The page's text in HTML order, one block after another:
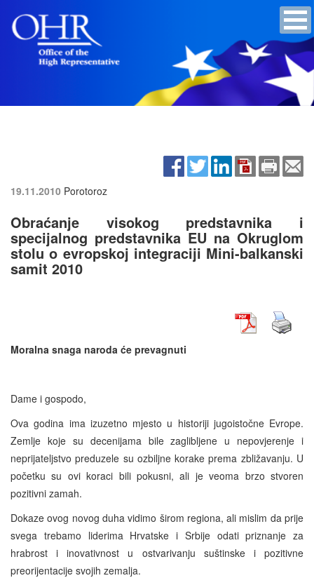
19.11.2010 Porotoroz
Obraćanje visokog predstavnika i
specijalnog predstavnika EU na Okruglom
stolu o evropskoj integraciji Mini-balkanski
samit 2010
Moralna snaga naroda će prevagnuti
Dame i gospodo,
Ova godina ima izuzetno mjesto u historiji jugoistočne Evrope.
Zemlje koje su decenijama bile zaglibljene u nepovjerenje i
neprijateljstvo preduzele su ozbiljne korake prema zbližavanju. U
početku su ovi koraci bili pokusni, ali je veoma brzo stvoren
pozitivni zamah.
Dokaze ovog novog duha vidimo širom regiona, ali mislim da prije
svega trebamo liderima Hrvatske i Srbije odati priznanje za
hrabrost i inovativnost u ostvarivanju suštinske i pozitivne
preorijentacije svojih zemalja.